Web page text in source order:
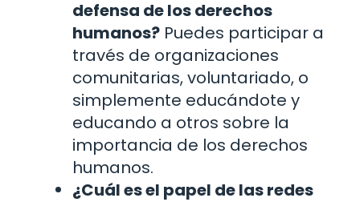
defensa de los derechos
humanos? Puedes participar a
través de organizaciones
comunitarias, voluntariado, o
simplemente educándote y
educando a otros sobre la
importancia de los derechos
humanos.
¿Cuál es el papel de las redes